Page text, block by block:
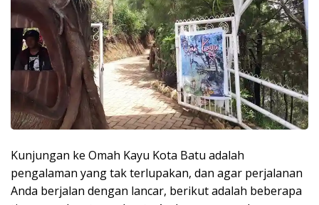
Kunjungan ke Omah Kayu Kota Batu adalah
pengalaman yang tak terlupakan, dan agar perjalanan
Anda berjalan dengan lancar, berikut adalah beberapa